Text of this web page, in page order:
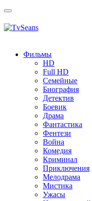
Toggle
Фильмы
HD
Full HD
Семейные
Биография
Детектив
Боевик
Драма
Фантастика
Фентези
Война
Комедия
Криминал
Приключения
Мелодрама
Мистика
Ужасы